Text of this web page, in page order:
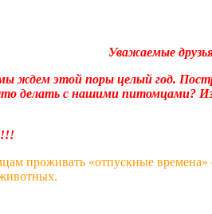
Уважаемые
ждем этой поры целый год.
делать с нашими питомцами?
проживать «отпускные